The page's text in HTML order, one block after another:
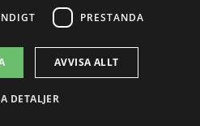
se bra ut. Om du
som stör ditt
stubbfräsning vara
använda
PRESTANDA
AVVISA ALLT
DETALJER